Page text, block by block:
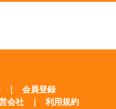
｜
会員登録
会社 ｜ 利用規約